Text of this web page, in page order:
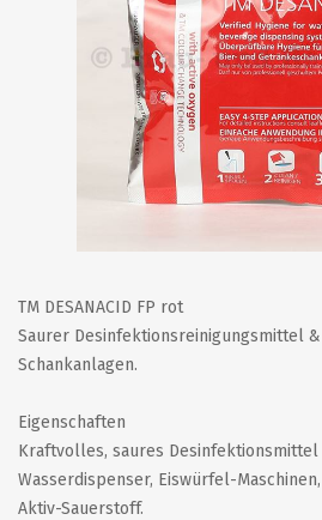
TM DESANACID FP rot
Saurer Desinfektionsreinigungsmittel
Schankanlagen.
Eigenschaften
Kraftvolles, saures
Wasserdispenser, Eiswürfel-
Aktiv-Sauerstoff.